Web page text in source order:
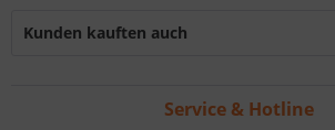
Kunden kauften auch
Service & Hotline